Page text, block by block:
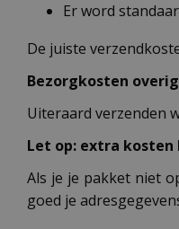
Er word
De juiste
Bezorgkosten
Uiteraard verzenden
Let op: extra
Als je je pakket niet
goed je